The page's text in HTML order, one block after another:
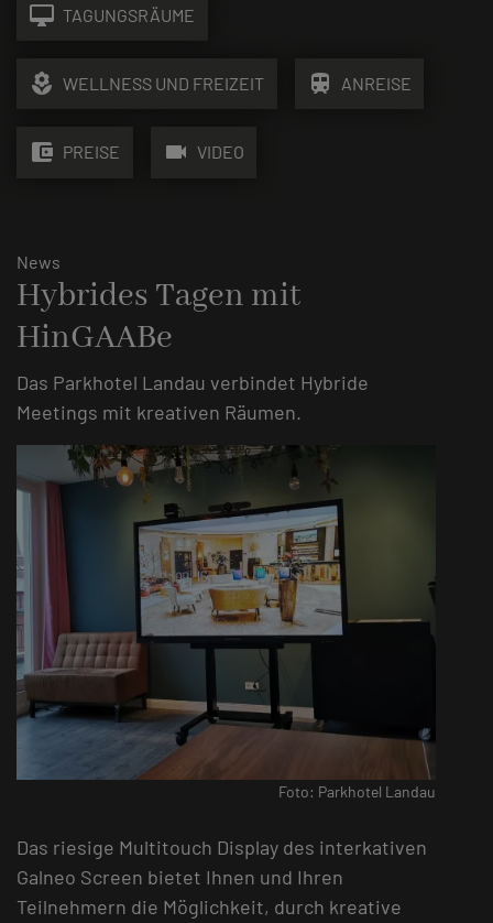
desktop_mac TAGUNGSRÄUME
local_florist WELLNESS UND FREIZEIT train ANREISE
account_balance_wallet PREISE videocam VIDEO
News
Hybrides Tagen mit
HinGAABe
Das Parkhotel Landau verbindet Hybride
Meetings mit kreativen Räumen.
Foto: Parkhotel Landau
Das riesige Multitouch Display des interkativen
Galneo Screen bietet Ihnen und Ihren
Teilnehmern die Möglichkeit, durch kreative